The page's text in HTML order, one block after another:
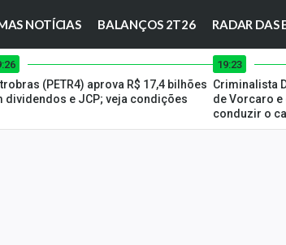
NOTÍCIAS BALANÇOS 2T26 RADAR DAS
(PETR4) aprova R$ 17,4 bilhões
dividendos e JCP; veja condições
19:23
Criminalista
de Vorcaro
conduzir o